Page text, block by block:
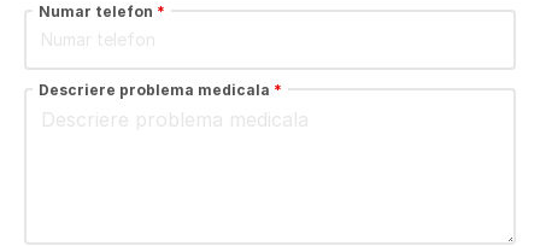
Numar telefon *
Descriere problema medicala *